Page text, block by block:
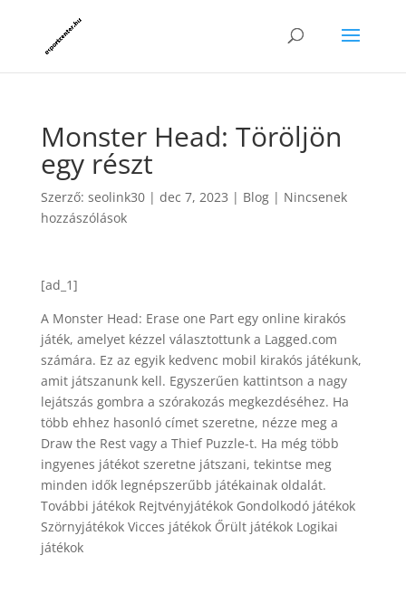
Monster Head: Töröljön
egy részt
Szerző: seolink30| dec 7, 2023 | Blog| Nincsenek
hozzászólások
[ad_1]
A Monster Head: Erase one Part egy online kirakós
játék, amelyet kézzel választottunk a Lagged.com
számára. Ez az egyik kedvenc mobil kirakós játékunk,
amit játszanunk kell. Egyszerűen kattintson a nagy
lejátszás gombra a szórakozás megkezdéséhez. Ha
több ehhez hasonló címet szeretne, nézze meg a
Draw the Rest vagy a Thief Puzzle-t. Ha még több
ingyenes játékot szeretne játszani, tekintse meg
minden idők legnépszerűbb játékainak oldalát.
További játékok Rejtvényjátékok Gondolkodó játékok
Szörnyjátékok Vicces játékok Őrült játékok Logikai
játékok